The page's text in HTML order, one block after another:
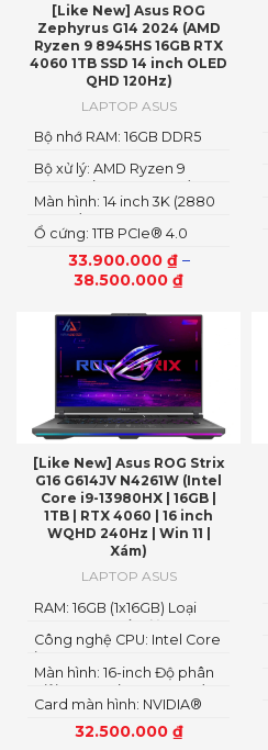
[Like New] Asus ROG
Zephyrus G14 2024 (AMD
Ryzen 9 8945HS 16GB RTX
4060 1TB SSD 14 inch OLED
QHD 120Hz)
LAPTOP ASUS
33.900.000 ₫–
38.500.000 ₫
Ổ cứng: 1TB PCIe® 4.0
NVMe™ M.2 SSD
Màn hình: 14 inch 3K (2880
x 1800), OLED, 16:10
Bộ xử lý: AMD Ryzen 9
8945HS (Up to 5.2 GHz) 8
Cores 16 Threads
Bộ nhớ RAM: 16GB DDR5
[Like New] Asus ROG Strix
G16 G614JV N4261W (Intel
Core i9-13980HX | 16GB |
1TB | RTX 4060 | 16 inch
WQHD 240Hz | Win 11 |
Xám)
LAPTOP ASUS
32.500.000 ₫
Card màn hình: NVIDIA®
GeForce RTX™ 4060
Laptop GPU 8GB GDDR6
Màn hình: 16-inch Độ phân
giải: WQHD (2560 x 1600)
Công nghệ CPU: Intel Core
i9-13980HX Processor 2.2
GHz
RAM: 16GB (1x16GB) Loại
RAM: DDR5 Tốc độ Bus
RAM: 4800MHz